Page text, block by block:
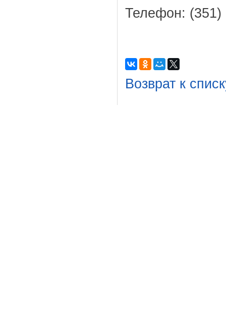
Телефон: (351)
Возврат к